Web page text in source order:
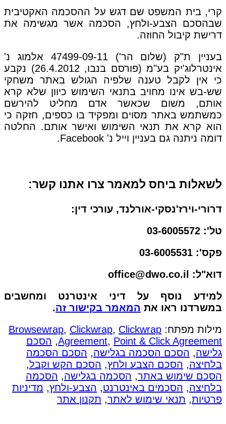
קרי, בית המשפט שם דגש על ההסכמה האקטיבית
שבהסכם הצבע-ולחץ, הסכמה אשר מגשימה את
דרישת קיבול החוזה.
בעניין ת"ק (שלום הר') 47499-09-11 אלמוג נ'
אינטרלוג'יק בע"מ (פורסם בנבו, 26.4.2012) נקבע
כי אין לקבל טענה שלפיה הגולש באתר משחקי
שש-בש אינו מחויב בתנאי השימוש כיוון שלא קרא
אותם, משום שכאשר אדם מחליט להירשם
כמשתמש באתר מסוים ומפקיד בו כספים, חזקה כי
הוא קרא את תנאי השימוש ואישר אותם. החלטה
דומה ניתנה גם בעניין וייל נ' Facebook.
לשאלות ביחס למאמר צרו אתנו קשר:
דרורי-וירז'נסקי-אורלנד, עורכי דין:
טל': 03-6005572
פקס': 03-6005531
דוא"ל: office@dwo.co.il
למידע נוסף על דיני אינטרנט ומחשבים
במשרדנו ראו את המאמר בקישור זה.
מילות מפתח:
Browsewrap, Clickwrap, Clickwrap
Agreement, Point & Click Agreement
, הסכם
גלישה, הסכם הסכמה בגלישה, הסכם הסכמה
בלחיצה, הסכם הצבע ולחץ, הסכם הקש וקבל,
הסכם שימוש באתר, הסכמה בגלישה, הסכמה
בלחיצה, הסכמים באינטרנט, הצבע-ולחץ, מדיניות
פרטיות, תנאי שימוש לאתר, תקנון אתר